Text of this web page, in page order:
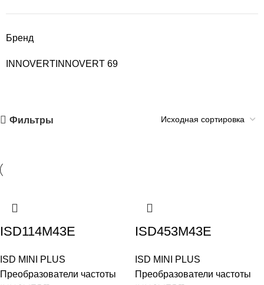
Бренд
INNOVERT INNOVERT 69
Фильтры
ISD114M43E
ISD MINI PLUS
Преобразователи частоты
ISD453M43E
ISD MINI PLUS
Преобразователи частоты